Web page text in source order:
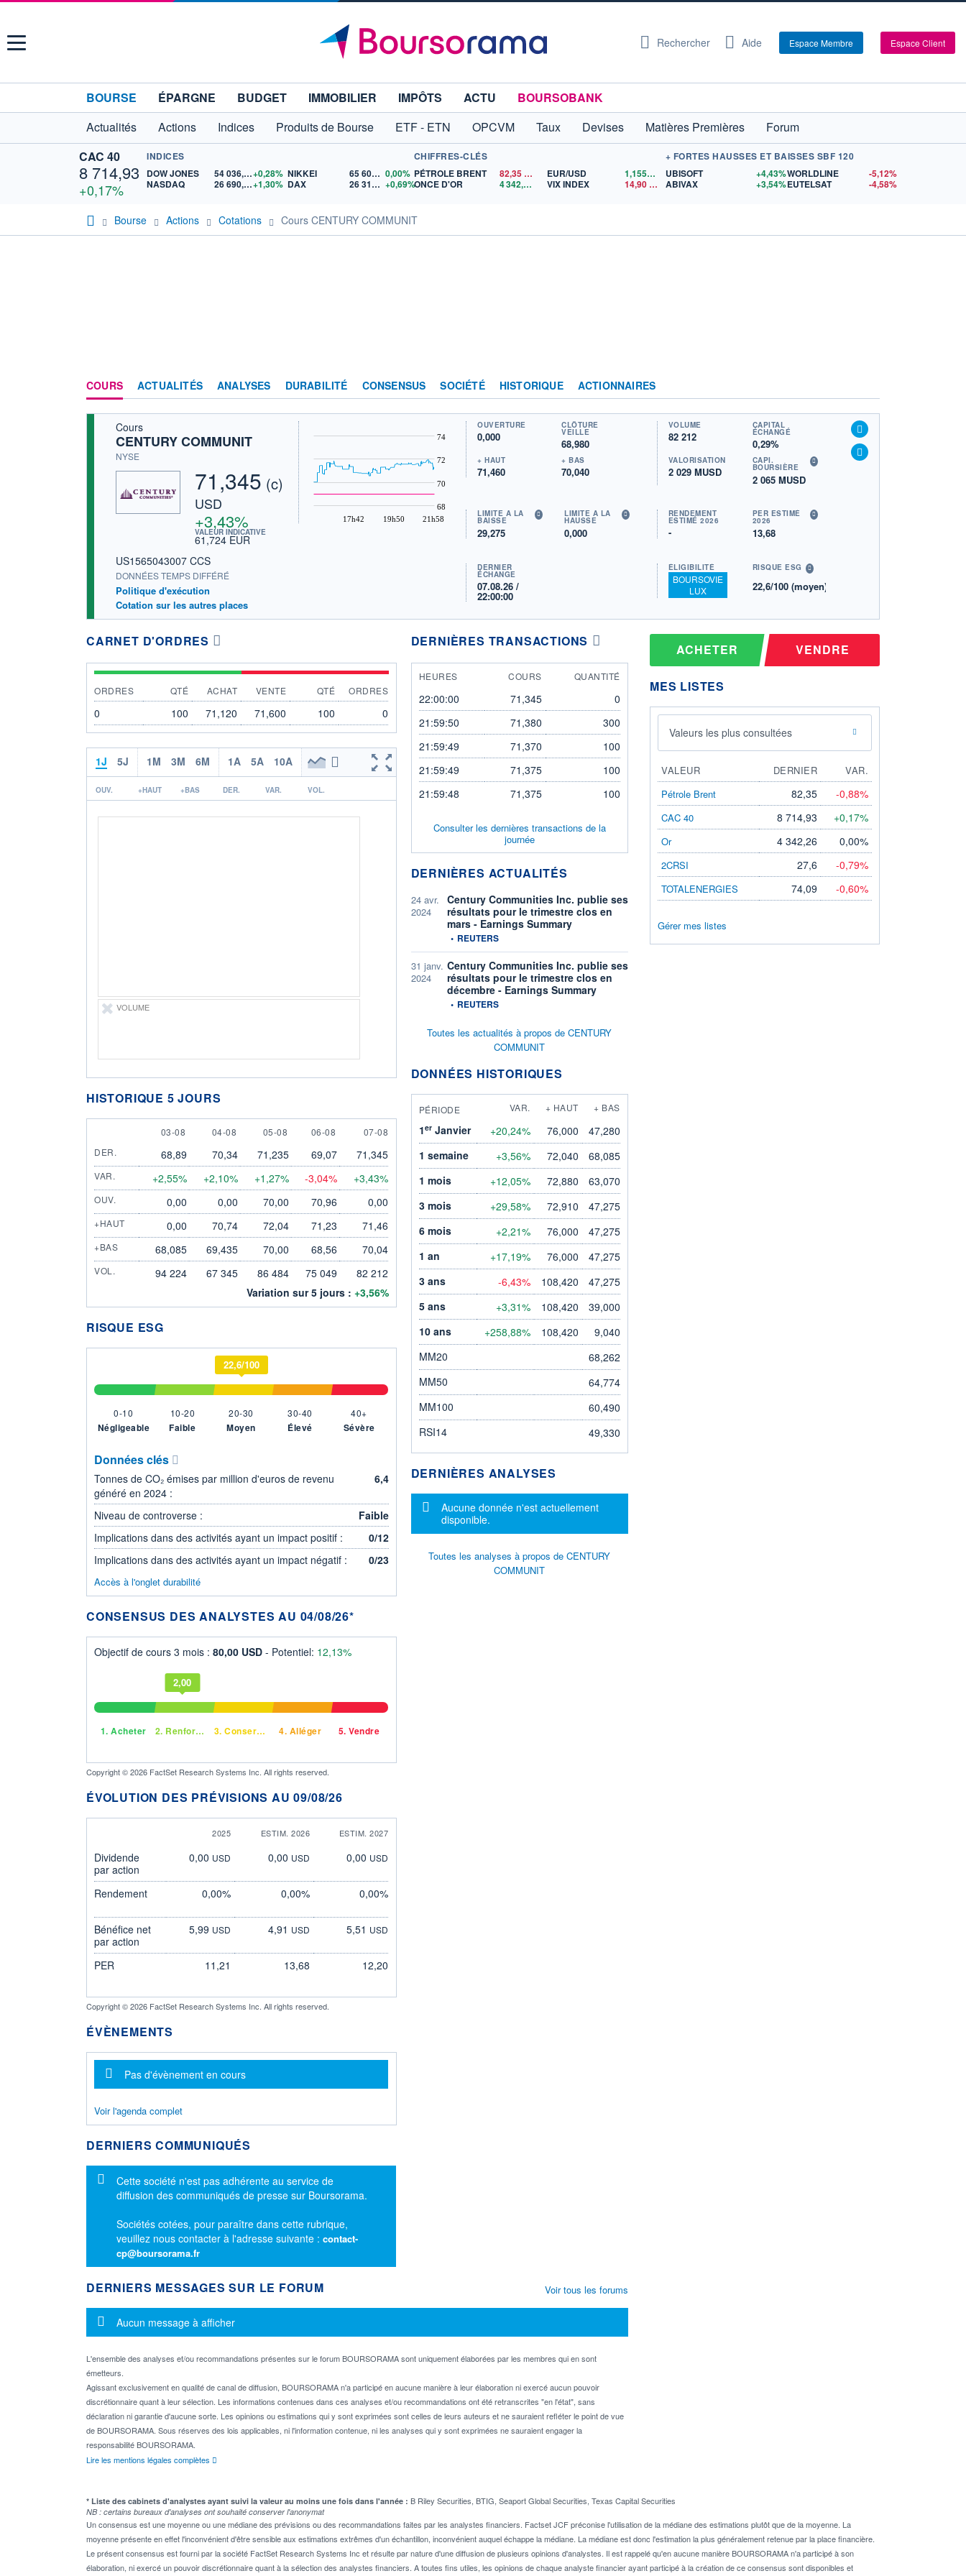
Menu Rechercher Aide Espace Membre Espace Client
BOURSE ÉPARGNE BUDGET IMMOBILIER IMPÔTS ACTU
BOURSOBANK
Actualités
Actions Indices Produits de Bourse ETF - ETN OPCVM Taux Devises Matières Premières
Forum
CAC 40
8 714,93
+0,17%
INDICES
DOW JONES
54 036,93+0,28%
NASDAQ
26 690,62+1,30%
NIKKEI 65 606,71 0,00%
DAX
26 319,45 +0,69%
CHIFFRES-CLÉS
PÉTROLE BRENT
82,35$US
ONCE D'OR
4 342,26 $US
EUR/USD 1,1559$US
VIX INDEX
14,90
+ FORTES HAUSSES ET BAISSES SBF 120
UBISOFT
+4,43%
ABIVAX
+3,54%
WORLDLINE
-5,12%
EUTELSAT
-4,58%
Bourse Actions Cotations Cours CENTURY COMMUNIT
COURS ACTUALITÉS ANALYSES DURABILITÉ CONSENSUS SOCIÉTÉ HISTORIQUE ACTIONNAIRES
Cours
CENTURY COMMUNIT
NYSE
71,345 (c)
USD
+3,43%
VALEUR INDICATIVE
61,724 EUR
US1565043007 CCS
DONNÉES TEMPS DIFFÉRÉ
Politique d'exécution
Cotation sur les autres places
17h42 19h50 21h58
68
70
72
74
OUVERTURE
0,000
CLÔTURE
VEILLE
68,980
+ HAUT
71,460
+ BAS
70,040
VOLUME
82 212
CAPITAL
ÉCHANGÉ
0,29%
VALORISATION
2 029 MUSD
CAPI.
BOURSIÈRE
2 065 MUSD
LIMITE À LA
BAISSE
29,275
LIMITE À LA
HAUSSE
0,000
RENDEMENT
ESTIMÉ 2026
-
PER ESTIMÉ
2026
13,68
DERNIER
ÉCHANGE
07.08.26 /
22:00:00
ÉLIGIBILITÉ
BOURSOVIE
LUX
RISQUE ESG
22,6/100 (moyen)
CARNET D'ORDRES
ORDRES QTÉ ACHAT VENTE QTÉ ORDRES
0 100 71,120 71,600 100 0
1J 5J 1M 3M 6M 1A 5A 10A
OUV. +HAUT +BAS DER. VAR. VOL.
VOLUME
HISTORIQUE 5 JOURS
3 AUGUST
03-08 4 AUGUST
04-08 5 AUGUST
05-08 6 AUGUST
06-08 7 AUGUST
07-08
DER.
68,89 70,34 71,235 69,07 71,345
VAR. +2,55% +2,10% +1,27% -3,04% +3,43%
OUV. 0,00 0,00 70,00 70,96 0,00
+HAUT 0,00 70,74 72,04 71,23 71,46
+BAS 68,085 69,435 70,00 68,56 70,04
VOL. 94 224 67 345 86 484 75 049
82 212
Variation sur 5 jours : +3,56%
RISQUE ESG
0-10
Négligeable
10-20
Faible
22,6/100
20-30
Moyen
30-40
Élevé
40+
Sévère
Données clés
Tonnes de CO₂ émises par million d'euros de revenu
généré en 2024 :
6,4
Niveau de controverse :
Faible
Implications dans des activités ayant un impact positif :
0/12
Implications dans des activités ayant un impact négatif :
0/23
Accès à l'onglet durabilité
CONSENSUS DES ANALYSTES AU 04/08/26*
Objectif de cours 3 mois : 80,00 USD - Potentiel: 12,13%
1. Acheter
2,00
2. Renforcer 3. Conserver 4. Alléger 5. Vendre
Copyright © 2026 FactSet Research Systems Inc. All rights reserved.
ÉVOLUTION DES PRÉVISIONS AU 09/08/26
2025 ESTIM. 2026 ESTIM. 2027
Dividende
par action
0,00 USD 0,00 USD 0,00 USD
Rendement 0,00% 0,00% 0,00%
Bénéfice net
par action
5,99 USD 4,91 USD 5,51 USD
PER 11,21 13,68 12,20
Copyright © 2026 FactSet Research Systems Inc. All rights reserved.
ÉVÈNEMENTS
Message d'information
Pas d'évènement en cours
Voir l'agenda complet
DERNIERS COMMUNIQUÉS
Message d'information
Cette société n'est pas adhérente au service de
diffusion des communiqués de presse sur Boursorama.
Sociétés cotées, pour paraître dans cette rubrique,
veuillez nous contacter à l'adresse suivante : contact-
cp@boursorama.fr
DERNIÈRES TRANSACTIONS
HEURES COURS QUANTITÉ
22:00:00 71,345
0
21:59:50
71,380
300
21:59:49
71,370
100
21:59:49
71,375
100
21:59:48
71,375 100
Consulter les dernières transactions de la
journée
DERNIÈRES ACTUALITÉS
24 avr.
2024
Century Communities Inc. publie ses
résultats pour le trimestre clos en
mars - Earnings Summary
information fournie par
• REUTERS
31 janv.
2024
Century Communities Inc. publie ses
résultats pour le trimestre clos en
décembre - Earnings Summary
information fournie par
• REUTERS
Toutes les actualités à propos de CENTURY
COMMUNIT
DONNÉES HISTORIQUES
PÉRIODE VAR. + HAUT + BAS
1erJanvier +20,24% 76,000
47,280
1 semaine
+3,56% 72,040
68,085
1 mois
+12,05% 72,880
63,070
3 mois
+29,58% 72,910
47,275
6 mois
+2,21% 76,000
47,275
1 an
+17,19% 76,000
47,275
3 ans
-6,43% 108,420
47,275
5 ans
+3,31% 108,420
39,000
10 ans
+258,88% 108,420
9,040
MM20
68,262
MM50
64,774
MM100
60,490
RSI14
49,330
DERNIÈRES ANALYSES
Message d'information
Aucune donnée n'est actuellement
disponible.
Toutes les analyses à propos de CENTURY
COMMUNIT
DERNIERS MESSAGES SUR LE FORUM
Message d'information
Aucun message à afficher
L'ensemble des analyses et/ou recommandations présentes sur le forum BOURSORAMA sont uniquement élaborées par les membres qui en sont
émetteurs.
Agissant exclusivement en qualité de canal de diffusion, BOURSORAMA n'a participé en aucune manière à leur élaboration ni exercé aucun pouvoir
discrétionnaire quant à leur sélection. Les informations contenues dans ces analyses et/ou recommandations ont été retranscrites "en l'état", sans
déclaration ni garantie d'aucune sorte. Les opinions ou estimations qui y sont exprimées sont celles de leurs auteurs et ne sauraient refléter le point de vue
de BOURSORAMA. Sous réserves des lois applicables, ni l'information contenue, ni les analyses qui y sont exprimées ne sauraient engager la
responsabilité BOURSORAMA.
Lire les mentions légales complètes
Voir tous les forums
ACHETER VENDRE
MES LISTES
Valeurs les plus consultées
VALEUR DERNIER
VAR.
Pétrole Brent
82,35 -0,88%
CAC 40 8 714,93 +0,17%
Or 4 342,26 0,00%
2CRSI 27,6 -0,79%
TOTALENERGIES 74,09 -0,60%
Gérer mes listes
* Liste des cabinets d'analystes ayant suivi la valeur au moins une fois dans l'année : B Riley Securities, BTIG, Seaport Global Securities, Texas Capital Securities
NB : certains bureaux d'analyses ont souhaité conserver l'anonymat
Un consensus est une moyenne ou une médiane des prévisions ou des recommandations faites par les analystes financiers. Factset JCF préconise l'utilisation de la médiane des estimations plutôt que de la moyenne. La
moyenne présente en effet l'inconvénient d'être sensible aux estimations extrêmes d'un échantillon, inconvénient auquel échappe la médiane. La médiane est donc l'estimation la plus généralement retenue par la place financière.
Le présent consensus est fourni par la société FactSet Research Systems Inc et résulte par nature d'une diffusion de plusieurs opinions d'analystes. Il est rappelé qu'en aucune manière BOURSORAMA n'a participé à son
élaboration, ni exercé un pouvoir discrétionnaire quant à la sélection des analystes financiers. A toutes fins utiles, les opinions de chaque analyste financier ayant participé à la création de ce consensus sont disponibles et